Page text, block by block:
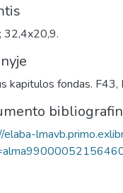
32,4x20,9.
kapitulos fondas.